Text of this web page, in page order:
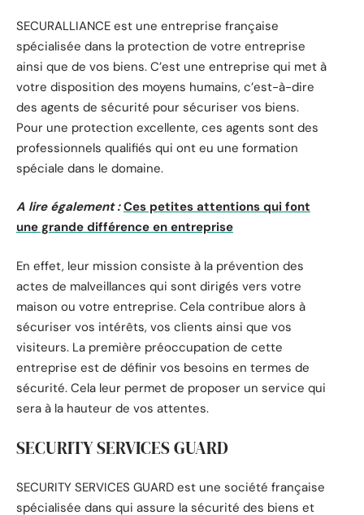
SECURALLIANCE est une entreprise française
spécialisée dans la protection de votre entreprise
ainsi que de vos biens. C’est une entreprise qui met à
votre disposition des moyens humains, c’est-à-dire
des agents de sécurité pour sécuriser vos biens.
Pour une protection excellente, ces agents sont des
professionnels qualifiés qui ont eu une formation
spéciale dans le domaine.
A lire également : Ces petites attentions qui font
une grande différence en entreprise
En effet, leur mission consiste à la prévention des
actes de malveillances qui sont dirigés vers votre
maison ou votre entreprise. Cela contribue alors à
sécuriser vos intérêts, vos clients ainsi que vos
visiteurs. La première préoccupation de cette
entreprise est de définir vos besoins en termes de
sécurité. Cela leur permet de proposer un service qui
sera à la hauteur de vos attentes.
SECURITY SERVICES GUARD
SECURITY SERVICES GUARD est une société française
spécialisée dans qui assure la sécurité des biens et